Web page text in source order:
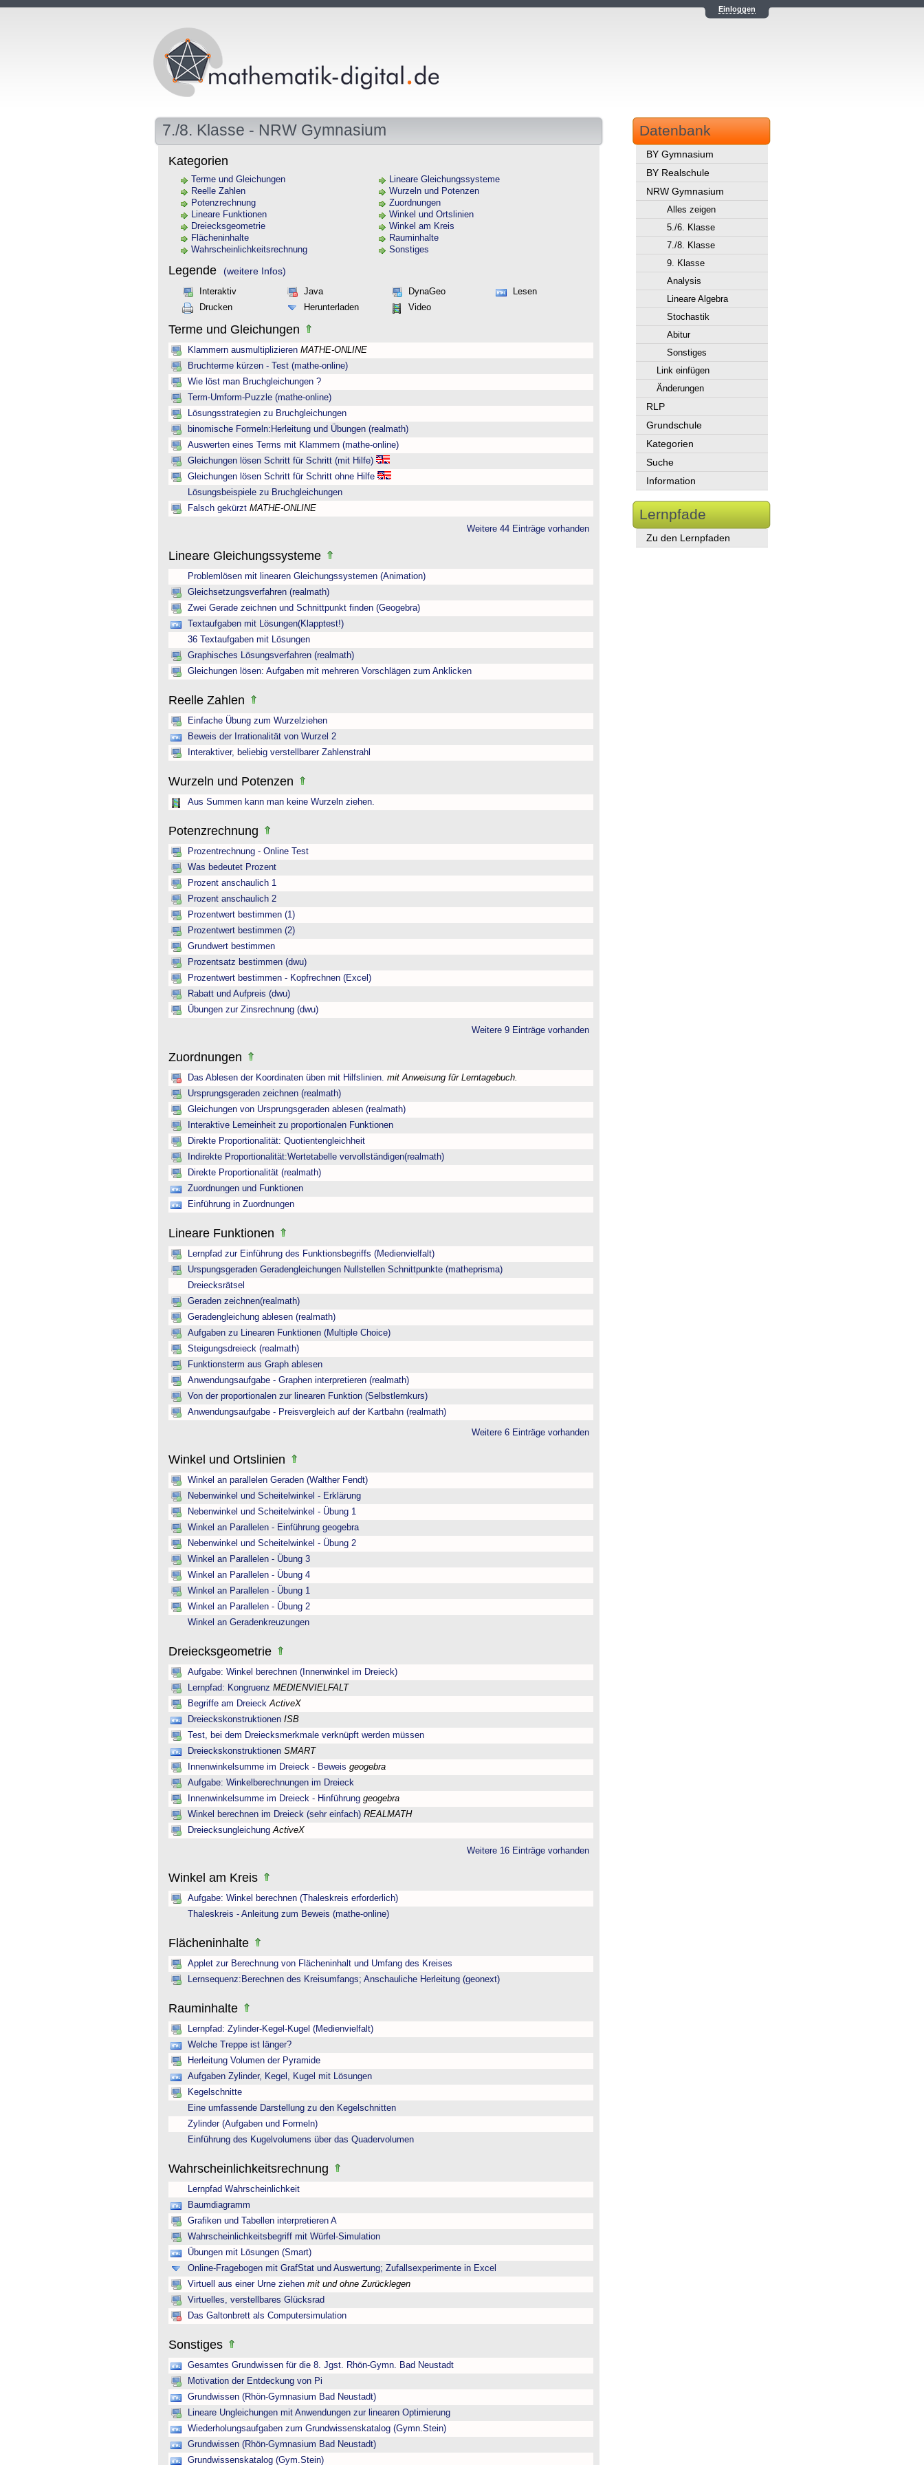
Einloggen
7./8. Klasse - NRW Gymnasium
Kategorien
Terme und Gleichungen
Lineare Gleichungssysteme
Reelle Zahlen
Wurzeln und Potenzen
Potenzrechnung
Zuordnungen
Lineare Funktionen
Winkel und Ortslinien
Dreiecksgeometrie
Winkel am Kreis
Flächeninhalte
Rauminhalte
Wahrscheinlichkeitsrechnung
Sonstiges
Legende (weitere Infos)
Interaktiv Java DynaGeo
Lesen
Drucken
Herunterladen Video
Terme und Gleichungen
Klammern ausmultiplizieren MATHE-ONLINE
Bruchterme kürzen - Test (mathe-online)
Wie löst man Bruchgleichungen ?
Term-Umform-Puzzle (mathe-online)
Lösungsstrategien zu Bruchgleichungen
binomische Formeln:Herleitung und Übungen (realmath)
Auswerten eines Terms mit Klammern (mathe-online)
Gleichungen lösen Schritt für Schritt (mit Hilfe)
Gleichungen lösen Schritt für Schritt ohne Hilfe
Lösungsbeispiele zu Bruchgleichungen
Falsch gekürzt MATHE-ONLINE
Weitere 44 Einträge vorhanden
Lineare Gleichungssysteme
Problemlösen mit linearen Gleichungssystemen (Animation)
Gleichsetzungsverfahren (realmath)
Zwei Gerade zeichnen und Schnittpunkt finden (Geogebra)
Textaufgaben mit Lösungen(Klapptest!)
36 Textaufgaben mit Lösungen
Graphisches Lösungsverfahren (realmath)
Gleichungen lösen: Aufgaben mit mehreren Vorschlägen zum Anklicken
Reelle Zahlen
Einfache Übung zum Wurzelziehen
Beweis der Irrationalität von Wurzel 2
Interaktiver, beliebig verstellbarer Zahlenstrahl
Wurzeln und Potenzen
Aus Summen kann man keine Wurzeln ziehen.
Potenzrechnung
Prozentrechnung - Online Test
Was bedeutet Prozent
Prozent anschaulich 1
Prozent anschaulich 2
Prozentwert bestimmen (1)
Prozentwert bestimmen (2)
Grundwert bestimmen
Prozentsatz bestimmen (dwu)
Prozentwert bestimmen - Kopfrechnen (Excel)
Rabatt und Aufpreis (dwu)
Übungen zur Zinsrechnung (dwu)
Weitere 9 Einträge vorhanden
Zuordnungen
Das Ablesen der Koordinaten üben mit Hilfslinien. mit Anweisung für Lerntagebuch.
Ursprungsgeraden zeichnen (realmath)
Gleichungen von Ursprungsgeraden ablesen (realmath)
Interaktive Lerneinheit zu proportionalen Funktionen
Direkte Proportionalität: Quotientengleichheit
Indirekte Proportionalität:Wertetabelle vervollständigen(realmath)
Direkte Proportionalität (realmath)
Zuordnungen und Funktionen
Einführung in Zuordnungen
Lineare Funktionen
Lernpfad zur Einführung des Funktionsbegriffs (Medienvielfalt)
Urspungsgeraden Geradengleichungen Nullstellen Schnittpunkte (matheprisma)
Dreiecksrätsel
Geraden zeichnen(realmath)
Geradengleichung ablesen (realmath)
Aufgaben zu Linearen Funktionen (Multiple Choice)
Steigungsdreieck (realmath)
Funktionsterm aus Graph ablesen
Anwendungsaufgabe - Graphen interpretieren (realmath)
Von der proportionalen zur linearen Funktion (Selbstlernkurs)
Anwendungsaufgabe - Preisvergleich auf der Kartbahn (realmath)
Weitere 6 Einträge vorhanden
Winkel und Ortslinien
Winkel an parallelen Geraden (Walther Fendt)
Nebenwinkel und Scheitelwinkel - Erklärung
Nebenwinkel und Scheitelwinkel - Übung 1
Winkel an Parallelen - Einführung geogebra
Nebenwinkel und Scheitelwinkel - Übung 2
Winkel an Parallelen - Übung 3
Winkel an Parallelen - Übung 4
Winkel an Parallelen - Übung 1
Winkel an Parallelen - Übung 2
Winkel an Geradenkreuzungen
Dreiecksgeometrie
Aufgabe: Winkel berechnen (Innenwinkel im Dreieck)
Lernpfad: Kongruenz MEDIENVIELFALT
Begriffe am Dreieck ActiveX
Dreieckskonstruktionen ISB
Test, bei dem Dreiecksmerkmale verknüpft werden müssen
Dreieckskonstruktionen SMART
Innenwinkelsumme im Dreieck - Beweis geogebra
Aufgabe: Winkelberechnungen im Dreieck
Innenwinkelsumme im Dreieck - Hinführung geogebra
Winkel berechnen im Dreieck (sehr einfach) REALMATH
Dreiecksungleichung ActiveX
Weitere 16 Einträge vorhanden
Winkel am Kreis
Aufgabe: Winkel berechnen (Thaleskreis erforderlich)
Thaleskreis - Anleitung zum Beweis (mathe-online)
Flächeninhalte
Applet zur Berechnung von Flächeninhalt und Umfang des Kreises
Lernsequenz:Berechnen des Kreisumfangs; Anschauliche Herleitung (geonext)
Rauminhalte
Lernpfad: Zylinder-Kegel-Kugel (Medienvielfalt)
Welche Treppe ist länger?
Herleitung Volumen der Pyramide
Aufgaben Zylinder, Kegel, Kugel mit Lösungen
Kegelschnitte
Eine umfassende Darstellung zu den Kegelschnitten
Zylinder (Aufgaben und Formeln)
Einführung des Kugelvolumens über das Quadervolumen
Wahrscheinlichkeitsrechnung
Lernpfad Wahrscheinlichkeit
Baumdiagramm
Grafiken und Tabellen interpretieren A
Wahrscheinlichkeitsbegriff mit Würfel-Simulation
Übungen mit Lösungen (Smart)
Online-Fragebogen mit GrafStat und Auswertung; Zufallsexperimente in Excel
Virtuell aus einer Urne ziehen mit und ohne Zurücklegen
Virtuelles, verstellbares Glücksrad
Das Galtonbrett als Computersimulation
Sonstiges
Gesamtes Grundwissen für die 8. Jgst. Rhön-Gymn. Bad Neustadt
Motivation der Entdeckung von Pi
Grundwissen (Rhön-Gymnasium Bad Neustadt)
Lineare Ungleichungen mit Anwendungen zur linearen Optimierung
Wiederholungsaufgaben zum Grundwissenskatalog (Gymn.Stein)
Grundwissen (Rhön-Gymnasium Bad Neustadt)
Grundwissenskatalog (Gym.Stein)
Datenbank
BY Gymnasium
BY Realschule
NRW Gymnasium
Alles zeigen
5./6. Klasse
7./8. Klasse
9. Klasse
Analysis
Lineare Algebra
Stochastik
Abitur
Sonstiges
Link einfügen
Änderungen
RLP
Grundschule
Kategorien
Suche
Information
Lernpfade
Zu den Lernpfaden